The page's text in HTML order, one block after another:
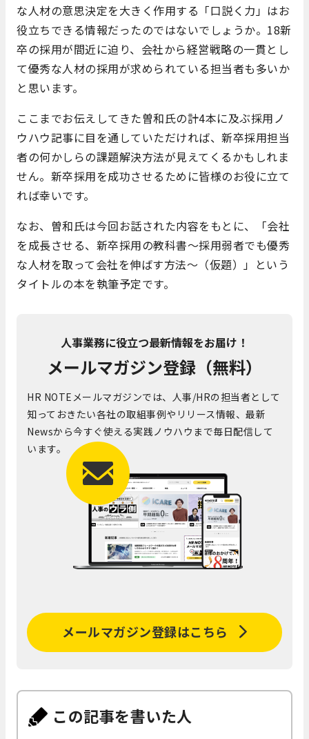
な人材の意思決定を大きく作用する「口説く力」はお
役立ちできる情報だったのではないでしょうか。18新
卒の採用が間近に迫り、会社から経営戦略の一貫とし
て優秀な人材の採用が求められている担当者も多いか
と思います。
ここまでお伝えしてきた曽和氏の計4本に及ぶ採用ノ
ウハウ記事に目を通していただければ、新卒採用担当
者の何かしらの課題解決方法が見えてくるかもしれま
せん。新卒採用を成功させるために皆様のお役に立て
れば幸いです。
なお、曽和氏は今回お話された内容をもとに、「会社
を成長させる、新卒採用の教科書～採用弱者でも優秀
な人材を取って会社を伸ばす方法～（仮題）」という
タイトルの本を執筆予定です。
人事業務に役立つ最新情報をお届け！
メールマガジン登録（無料）
HR NOTEメールマガジンでは、人事/HRの担当者として
知っておきたい各社の取組事例やリリース情報、最新
Newsから今すぐ使える実践ノウハウまで毎日配信して
います。
メールマガジン登録はこちら
この記事を書いた人